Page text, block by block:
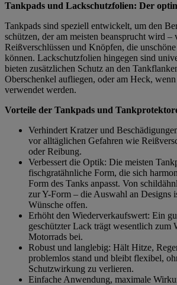
Tankpads und Lackschutzfolien: Der
Tankpads sind speziell entwickelt, um den
schützen, der am meisten beansprucht wird –
Reißverschlüssen und Knöpfen, die
können. Lackschutzfolien hingegen sind
bieten zusätzlichen Schutz an den
Oberschenkel aufliegen, oder am Heck, wenn
verwendet werden.
Vorteile der Tankpads und
Verhindert Kratzer und
vor alltäglichen Gefahren wie
oder Reibung.
Verbessert die Optik: Die meisten
fischgratähnliche Form, die sich
Form des Tanks anpasst. Von
zur Y-Form – die Auswahl an Designs
Wünsche offen.
Erhöht den Wiederverkaufswert: Ein
geschützter Lack trägt wesentlich zum
Motorrads bei.
Robust und langlebig: Hält Hitze,
problemlos stand und bleibt flexibel,
Schutzwirkung zu verlieren.
Einfache Anwendung, maximale